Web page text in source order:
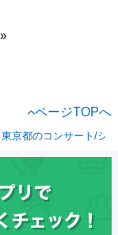
ページTOPへ
東京都のコンサート/シ